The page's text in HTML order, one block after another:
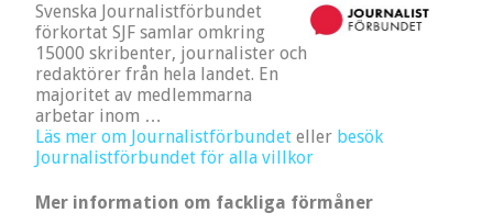
Svenska Journalistförbundet
förkortat SJF samlar omkring
15000 skribenter, journalister och
redaktörer från hela landet. En
majoritet av medlemmarna
arbetar inom …
Läs mer om Journalistförbundeteller besök
Journalistförbundet för alla villkor
Mer information om fackliga förmåner